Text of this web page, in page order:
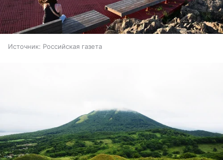
Источник: Российская газета